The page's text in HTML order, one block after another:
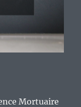
Mortuaire